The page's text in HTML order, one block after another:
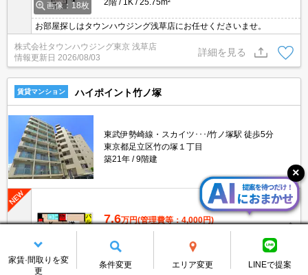
画像：18枚
2階
1K 25.75m²
お部屋探しはタウンハウジング浅草店にお任せくださいませ。
株式会社タウンハウジング東京 浅草店
情報更新日 2026/08/03
詳細を見る
賃貸マンション ハイポイント竹ノ塚
東武伊勢崎線・スカイツ･･･/竹ノ塚駅 徒歩5分
東京都足立区竹の塚１丁目
築21年
9階建
画像：23枚
7.6万円(管理費等：4,000円)
8階
家賃·間取りを変
更
条件変更 エリア変更 LINEで提案